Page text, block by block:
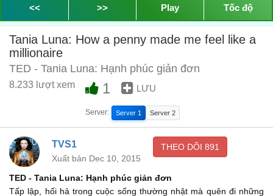
Bên trong. có một cái lỗ hở bốc mùi trên mặt đất
00:23
but outside. it's pearly white formica
nhưng bên ngoài. nó nó được bao phoocmica trắng như ngọc trai
and it literally gleams in the sun.
Nó thực sự lấp lánh dưới ánh sáng mặt trời
This makes me feel so proud. so important.
Điều này làm khiến tôi cảm thấy rất tự hào. rất quan trọng.
that I appoint myself the leader of my little group of friends
Tôi chỉ định mình là người lãnh đạo trong nhóm nhỏ gồm những
người bạn
00:37
<< >> Play Tốc độ
Tania Luna: How a penny made me feel like a
millionaire
TED - Tania Luna: Hạnh phúc giản đơn
8.233 lượt xem 1 LƯU
Server: Server 1 Server 2
TVS1
Xuất bản Dec 10, 2015
THEO DÕI 891
TED - Tania Luna: Hạnh phúc giản đơn
Tấp lập, hối hả trong cuộc sống thường nhật mà quên đi những